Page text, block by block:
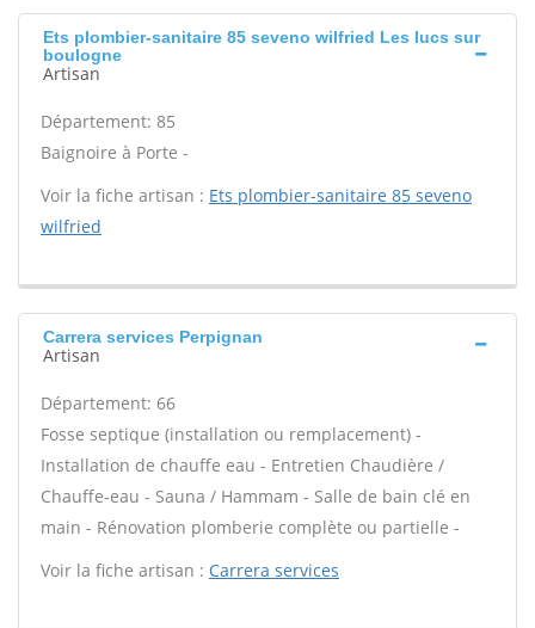
Ets plombier-sanitaire 85 seveno wilfried Les lucs sur
boulogne
Artisan
Département: 85
Baignoire à Porte -
Voir la fiche artisan : Ets plombier-sanitaire 85 seveno
wilfried
Carrera services Perpignan
Artisan
Département: 66
Fosse septique (installation ou remplacement) -
Installation de chauffe eau - Entretien Chaudière /
Chauffe-eau - Sauna / Hammam - Salle de bain clé en
main - Rénovation plomberie complète ou partielle -
Voir la fiche artisan : Carrera services